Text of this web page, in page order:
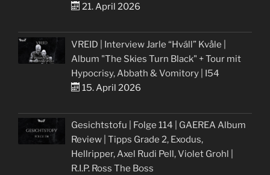
21. April 2026
VREID | Interview Jarle “Hváll” Kvåle |
Album "The Skies Turn Black" + Tour mit
Hypocrisy, Abbath & Vomitory | I54
15. April 2026
Gesichtstofu | Folge 114 | GAEREA Album
Review | Tipps Grade 2, Exodus,
Hellripper, Axel Rudi Pell, Violet Grohl |
R.I.P. Ross The Boss